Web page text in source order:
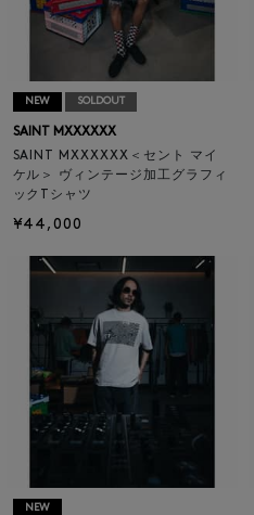
NEW SOLDOUT
SAINT MXXXXXX
SAINT MXXXXXX＜セント マイ
ケル＞ ヴィンテージ加工グラフィ
ックTシャツ
¥44,000
NEW